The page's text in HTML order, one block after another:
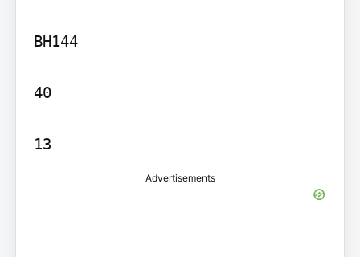
BH144
40
13
Advertisements